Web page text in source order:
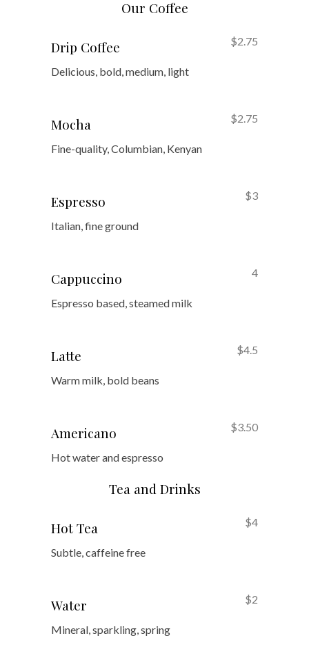
Our Coffee
Drip Coffee
Delicious, bold, medium, light
$2.75
Mocha
Fine-quality, Columbian, Kenyan
$2.75
Espresso
Italian, fine ground
$3
Cappuccino
Espresso based, steamed milk
4
Latte
Warm milk, bold beans
$4.5
Americano
Hot water and espresso
$3.50
Tea and Drinks
Hot Tea
Subtle, caffeine free
$4
Water
Mineral, sparkling, spring
$2